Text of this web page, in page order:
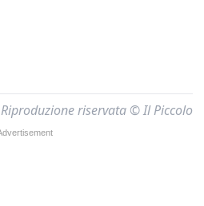
Riproduzione riservata © Il Piccolo